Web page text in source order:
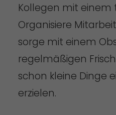
Kollegen mit einem
Organisiere
sorge mit einem
regelmäßigen
schon kleine Dinge
erzielen.